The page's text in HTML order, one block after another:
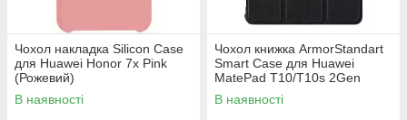
Чохол накладка Silicon Case
для Huawei Honor 7x Pink
(Рожевий)
В наявності
Чохол книжка ArmorStandart
Smart Case для Huawei
MatePad T10/T10s 2Gen
Black/Чорний
В наявності